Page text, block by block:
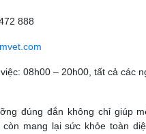
888
08h00 – 20h00, tất cả các
đúng đắn không chỉ giúp
mang lại sức khỏe toàn